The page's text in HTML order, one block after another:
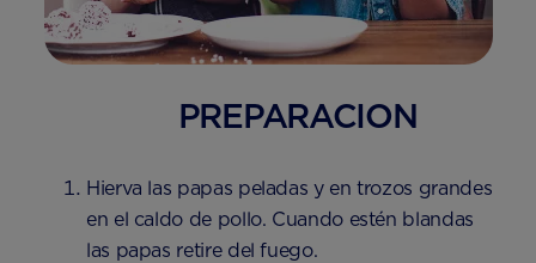
PREPARACION
Hierva las papas peladas y en trozos grandes
en el caldo de pollo. Cuando estén blandas
las papas retire del fuego.